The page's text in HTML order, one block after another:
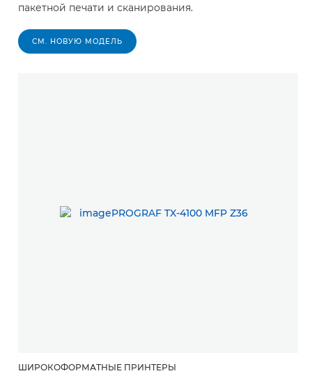
пакетной печати и сканирования.
СМ. НОВУЮ МОДЕЛЬ
ШИРОКОФОРМАТНЫЕ ПРИНТЕРЫ